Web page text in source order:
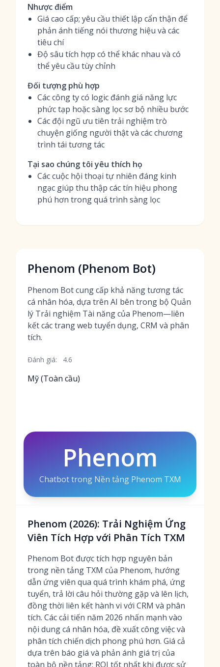
Nhược điểm
Giá cao cấp; yêu cầu thiết lập cẩn thận để
phản ánh tiếng nói thương hiệu và các
tiêu chí
Độ sâu tích hợp có thể khác nhau và có
thể yêu cầu tùy chỉnh
Đối tượng phù hợp
Các công ty có logic đánh giá năng lực
phức tạp hoặc sàng lọc sơ bộ nhiều bước
Các đội ngũ ưu tiên trải nghiệm trò
chuyện giống người thật và các chương
trình tái tương tác
Tại sao chúng tôi yêu thích họ
Các cuộc hội thoại tự nhiên đáng kinh
ngạc giúp thu thập các tín hiệu phong
phú hơn trong quá trình sàng lọc
Phenom (Phenom Bot)
Phenom Bot cung cấp khả năng tương tác
cá nhân hóa, dựa trên AI bên trong bộ Quản
lý Trải nghiệm Tài năng của Phenom—liên
kết các trang web tuyển dụng, CRM và phân
tích.
Đánh giá: 4.6
Mỹ (Toàn cầu)
Phenom
Chatbot trong Nền tảng Phenom TXM
Phenom (2026): Trải Nghiệm Ứng
Viên Tích Hợp với Phân Tích TXM
Phenom Bot được tích hợp nguyên bản
trong nền tảng TXM của Phenom, hướng
dẫn ứng viên qua quá trình khám phá, ứng
tuyển, trả lời câu hỏi thường gặp và lên lịch,
đồng thời liên kết hành vi với CRM và phân
tích. Các cải tiến năm 2026 nhấn mạnh vào
nội dung cá nhân hóa, đề xuất công việc và
phân tích chiến dịch phong phú hơn. Giá cả
dựa trên báo giá và phản ánh giá trị của
toàn bộ nền tảng; ROI tốt nhất khi được sử